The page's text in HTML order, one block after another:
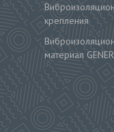
крепления
материал